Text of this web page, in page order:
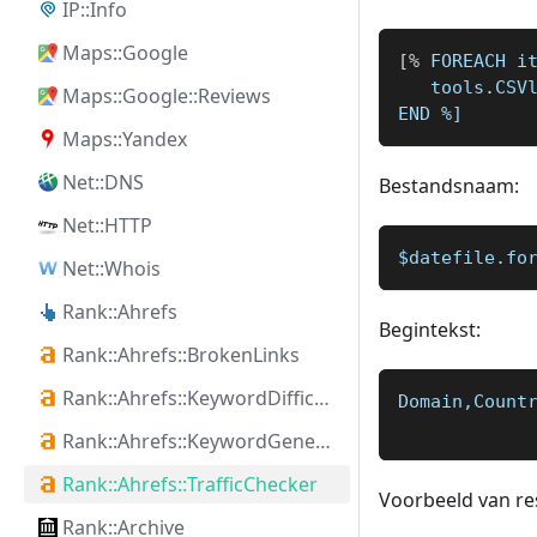
IP::Info
Maps::Google
Maps::Google::Reviews
Maps::Yandex
Net::DNS
Net::HTTP
Net::Whois
Rank::Ahrefs
Rank::Ahrefs::BrokenLinks
Rank::Ahrefs::KeywordDifficulty
Rank::Ahrefs::KeywordGenerator
Rank::Ahrefs::TrafficChecker
Rank::Archive
[%
   tools
.
END %]
Bestandsnaam:
Begintekst:
Voorbeeld van